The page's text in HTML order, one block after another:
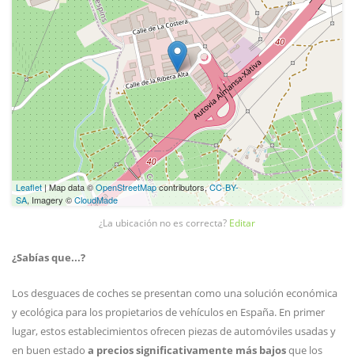
Leaflet| Map data ©OpenStreetMapcontributors,CC-BY-
SA, Imagery ©CloudMade
¿La ubicación no es correcta? Editar
¿Sabías que...?
Los desguaces de coches se presentan como una solución económica
y ecológica para los propietarios de vehículos en España. En primer
lugar, estos establecimientos ofrecen piezas de automóviles usadas y
en buen estado a precios significativamente más bajosque los